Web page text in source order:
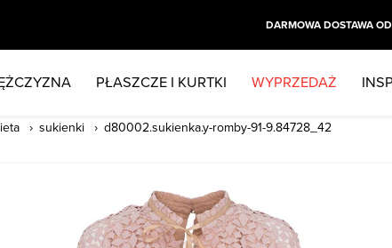
DARMOWA DOSTAWA
PŁASZCZE I KURTKI WYPRZEDAŻ
sukienki d80002.sukienka.y-romby-91-9.84728_42